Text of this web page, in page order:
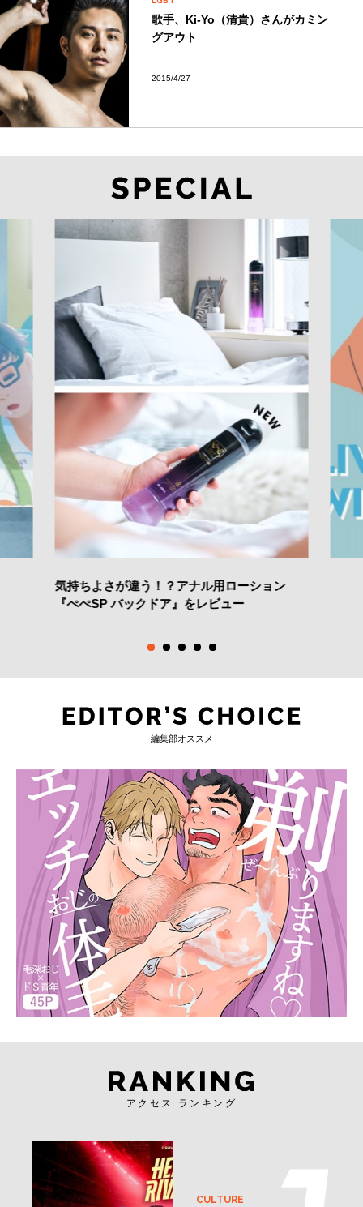
歌手、Ki-Yo（清貴）さんがカミン
グアウト
2015/4/27
気持ちよさが違う！？アナル用ローション
『ぺぺSP バックドア』をレビュー
編集部オススメ
アクセス ランキング
CULTURE